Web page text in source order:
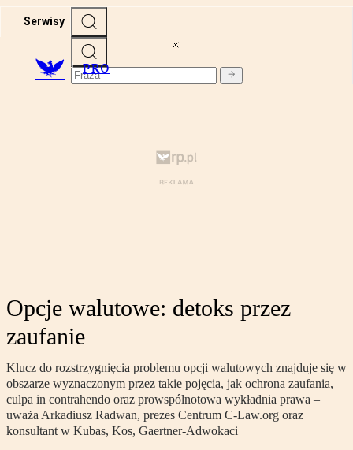
Serwisy
PRO
Opcje walutowe: detoks przez
zaufanie
Klucz do rozstrzygnięcia problemu opcji walutowych znajduje się w
obszarze wyznaczonym przez takie pojęcia, jak ochrona zaufania,
culpa in contrahendo oraz prowspólnotowa wykładnia prawa –
uważa Arkadiusz Radwan, prezes Centrum C-Law.org oraz
konsultant w Kubas, Kos, Gaertner-Adwokaci